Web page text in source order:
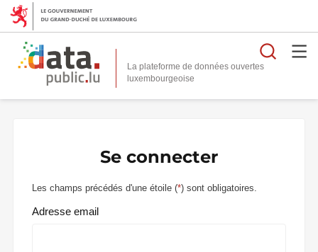
La plateforme de données ouvertes
Se connecter
Les champs précédés d'une étoile (*) sont obligatoires.
Adresse email